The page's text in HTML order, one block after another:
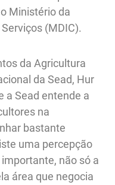
Ministério da
(MDIC).
da Agricultura
da Sead, Hur
a Sead entende a
na
bastante
uma percepção
não só a
área que negocia